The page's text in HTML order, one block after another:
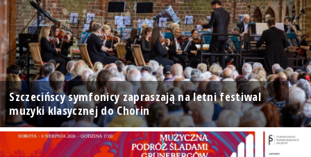
Szczecińscy symfonicy zapraszają na letni festiwal
muzyki klasycznej do Chorin